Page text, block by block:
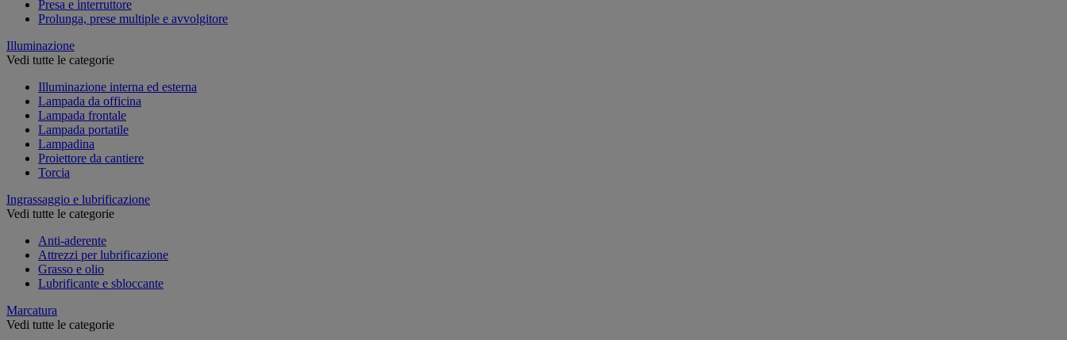
Presa e interruttore
Prolunga, prese multiple e avvolgitore
Illuminazione
Vedi tutte le categorie
Illuminazione interna ed esterna
Lampada da officina
Lampada frontale
Lampada portatile
Lampadina
Proiettore da cantiere
Torcia
Ingrassaggio e lubrificazione
Vedi tutte le categorie
Anti-aderente
Attrezzi per lubrificazione
Grasso e olio
Lubrificante e sbloccante
Marcatura
Vedi tutte le categorie